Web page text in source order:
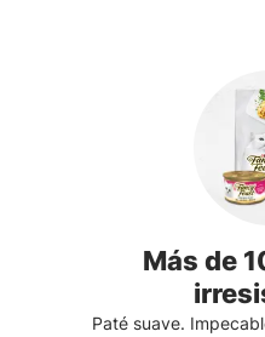
Más de
Paté suave.